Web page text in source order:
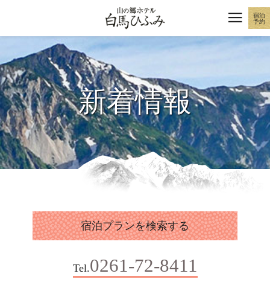
新着情報
宿泊
予約
宿泊プランを検索する
Tel.0261-72-8411